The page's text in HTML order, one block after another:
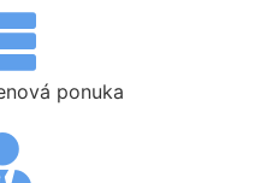
ponuka